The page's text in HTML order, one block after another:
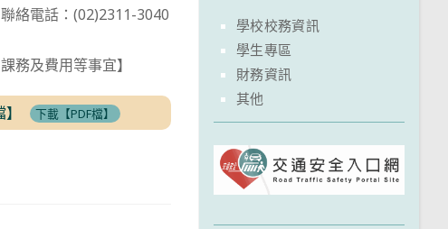
絡電話：(02)2311-3040
務及費用等事宜】
下載【PDF檔】
學校校務資訊
學生專區
財務資訊
其他